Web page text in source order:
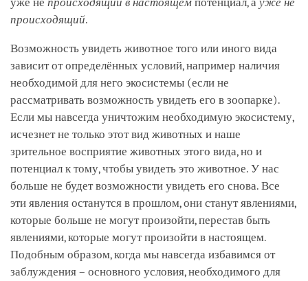
происходящий.
Возможность увидеть животное того или иного вида
зависит от определённых условий, например наличия
необходимой для него экосистемы (если не
рассматривать возможность увидеть его в зоопарке).
Если мы навсегда уничтожим необходимую экосистему,
исчезнет не только этот вид животных и наше
зрительное восприятие животных этого вида, но и
потенциал к тому, чтобы увидеть это животное. У нас
больше не будет возможности увидеть его снова. Все
эти явления останутся в прошлом, они станут явлениями,
которые больше не могут произойти, перестав быть
явлениями, которые могут произойти в настоящем.
Подобным образом, когда мы навсегда избавимся от
заблуждения – основного условия, необходимого для